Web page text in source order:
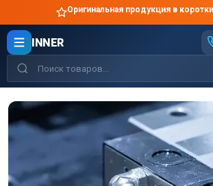
Оригинальная продукция в
INNER